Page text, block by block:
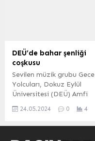
DEÜ’de bahar şenliği
coşkusu
Sevilen müzik grubu Gece
Yolcuları, Dokuz Eylül
Üniversitesi (DEÜ) Amfi
hayranlarına unutulmaz
24.05.2024 0 4